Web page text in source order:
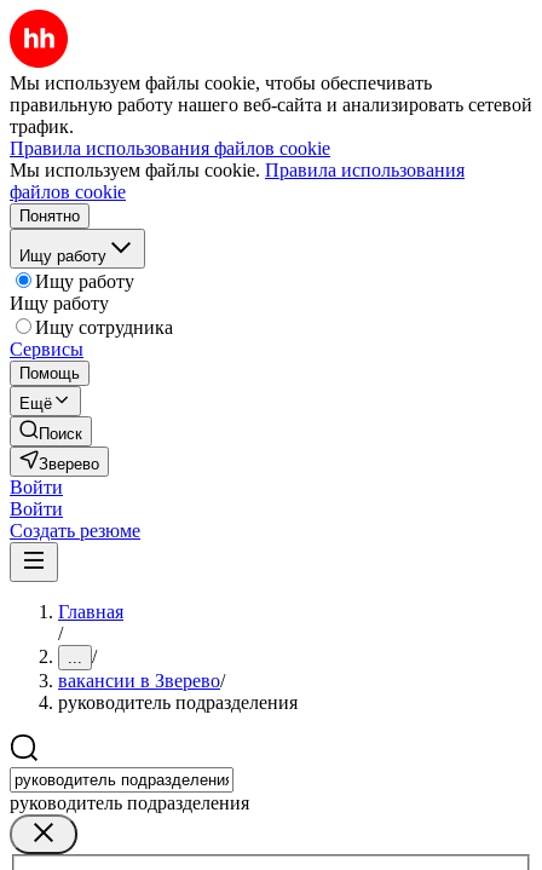
Мы используем файлы cookie, чтобы обеспечивать
правильную работу нашего веб-сайта и анализировать сетевой
трафик.
Правила использования файлов cookie
Мы используем файлы cookie. Правила использования
файлов cookie
Понятно
Ищу работу
Ищу работу
Ищу работу
Ищу сотрудника
Сервисы
Помощь
Ещё
Поиск
Зверево
Войти
Войти
Создать резюме
Главная
/
... /
вакансии в Зверево/
руководитель подразделения
руководитель подразделения